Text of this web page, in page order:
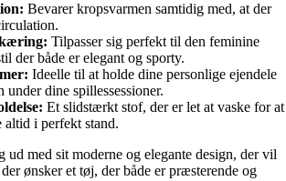
Bevarer kropsvarmen samtidig med, at der
Tilpasser sig perfekt til den feminine
der både er elegant og sporty.
Ideelle til at holde dine personlige ejendele
under dine spillessessioner.
Et slidstærkt stof, der er let at vaske for at
i perfekt stand.
ud med sit moderne og elegante design, der vil
ønsker et tøj, der både er præsterende og